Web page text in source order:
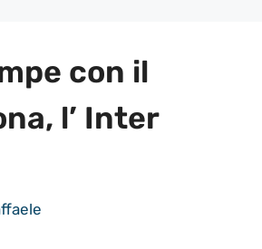
con il
l’ Inter